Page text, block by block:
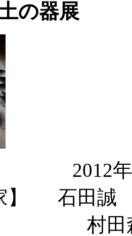
の器展
2012年10
家】 石田
亀田